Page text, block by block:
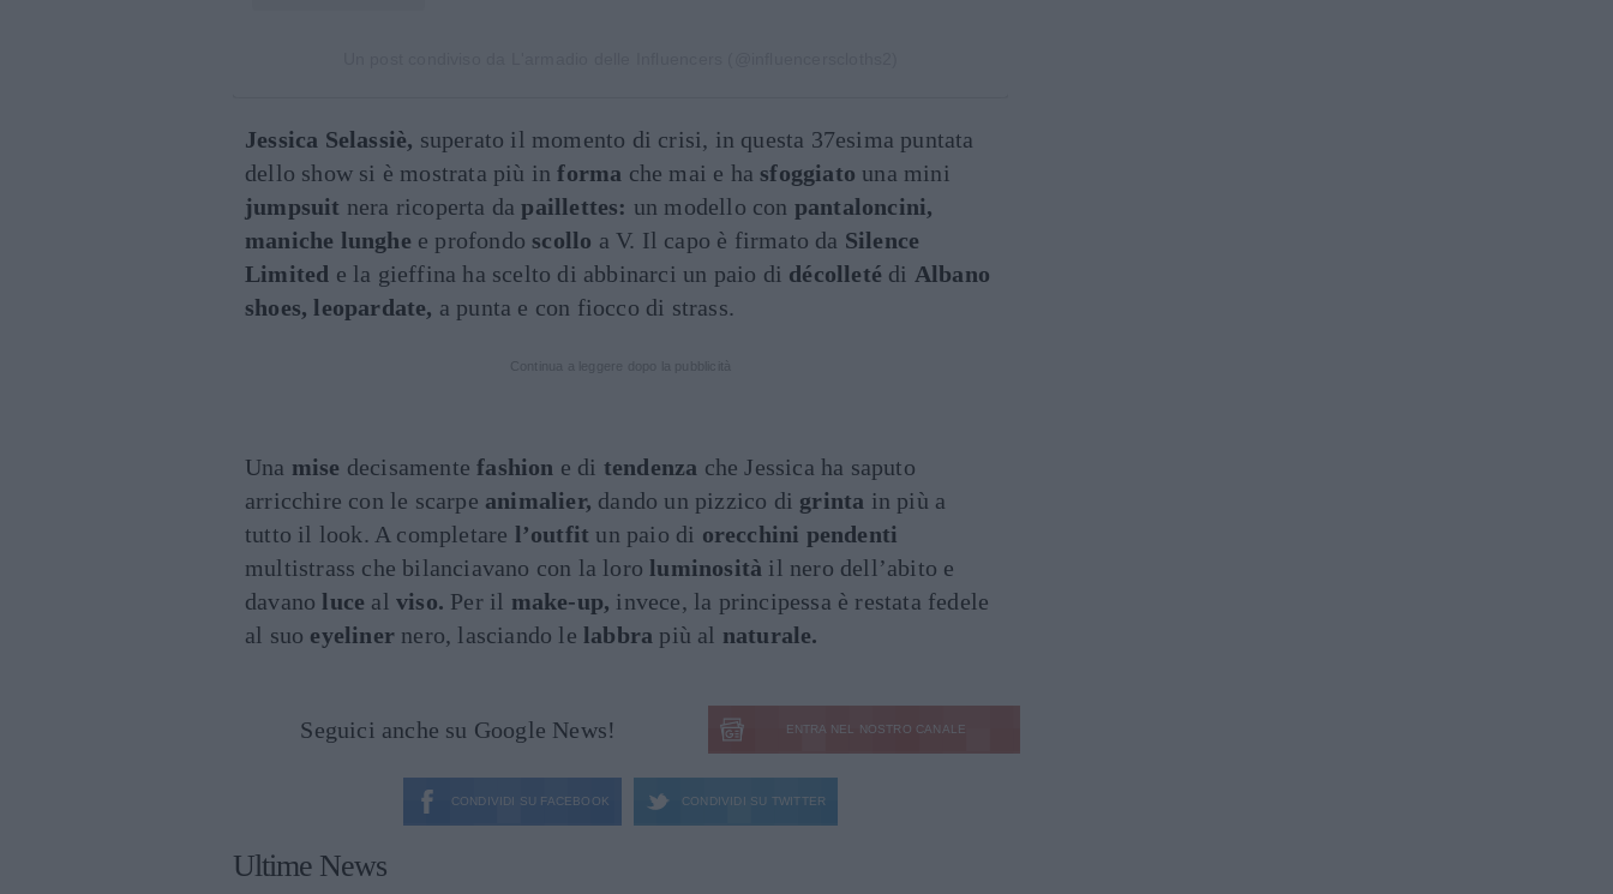
Jessica Selassiè, superato il momento di crisi, in questa 37esima puntata
dello show si è mostrata più informa che mai e ha sfoggiato una mini
jumpsuit nera ricoperta dapaillettes: un modello con pantaloncini,
maniche lunghe e profondo scollo a V. Il capo è firmato da Silence
Limited e la gieffina ha scelto di abbinarci un paio di décolleté di Albano
shoes, leopardate, a punta e con fiocco di strass.
Una mise decisamentefashion e di tendenza che Jessica ha saputo
arricchire con le scarpe animalier, dando un pizzico di grinta in più a
tutto il look. A completare l’outfit un paio di orecchini pendenti
multistrass che bilanciavano con la loro luminosità il nero dell’abito e
davano luce alviso. Per il make-up, invece, la principessa è restata fedele
al suo eyeliner nero, lasciando le labbra più al naturale.
Seguici anche su Google News! ENTRA NEL NOSTRO CANALE
CONDIVIDI SU FACEBOOK CONDIVIDI SU TWITTER
Ultime News